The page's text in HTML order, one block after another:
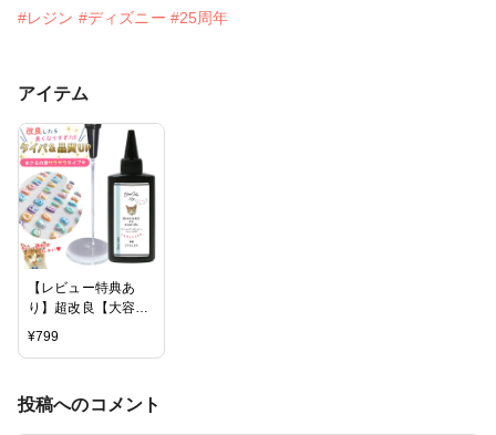
#レジン #ディズニー #25周年
アイテム
【レビュー特典あ
り】超改良【大容量
UV-LEDレジン液】
GreenOceanオリジ
¥799
投稿へのコメント